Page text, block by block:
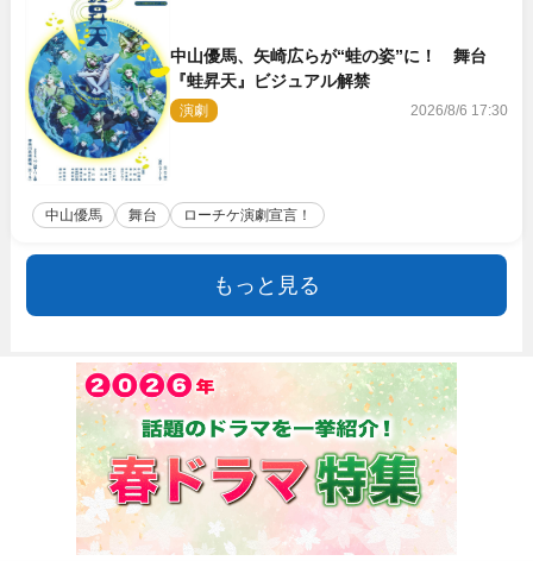
中山優馬、矢崎広らが“蛙の姿”に！ 舞台
『蛙昇天』ビジュアル解禁
演劇 2026/8/6 17:30
中山優馬 舞台 ローチケ演劇宣言！
もっと見る